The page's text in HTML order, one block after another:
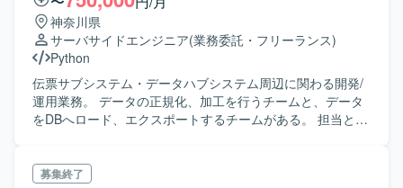
神奈川県
サーバサイドエンジニア(業務委託・フリーランス)
Python
伝票サブシステム・データハブシステム周辺に関わる開発/
運用業務。 データの正規化、加工を行うチームと、データ
をDBへロード、エクスポートするチームがある。 担当とし
募集終了